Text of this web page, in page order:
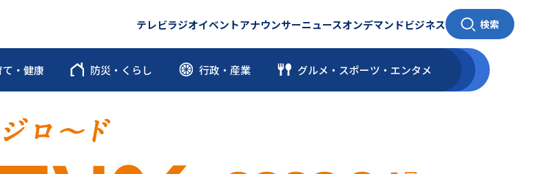
テレビラジオイベントアナウンサーニュースオンデマンドビジネス 検索
・健康 防災・くらし 行政・産業 グルメ・スポーツ ・ エンタメ